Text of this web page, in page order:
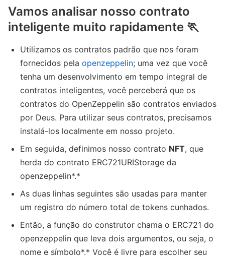
Vamos analisar nosso contrato
inteligente muito rapidamente 🏃
Utilizamos os contratos padrão que nos foram
fornecidos pela openzeppelin; uma vez que você
tenha um desenvolvimento em tempo integral de
contratos inteligentes, você perceberá que os
contratos do OpenZeppelin são contratos enviados
por Deus. Para utilizar seus contratos, precisamos
instalá-los localmente em nosso projeto.
Em seguida, definimos nosso contrato NFT, que
herda do contrato ERC721URIStorage da
openzeppelin*.*
As duas linhas seguintes são usadas para manter
um registro do número total de tokens cunhados.
Então, a função do construtor chama o ERC721 do
openzeppelin que leva dois argumentos, ou seja, o
nome e símbolo*.* Você é livre para escolher seu